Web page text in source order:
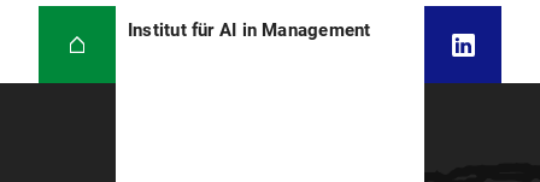
Institut für AI in Management